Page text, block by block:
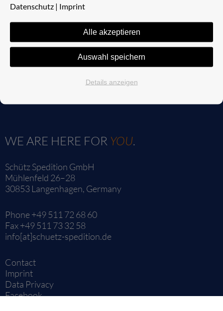
Phone +49 (0) 511 7 26 86 -19
voyak[at]schuetz-spedition.de
WE ARE HERE FOR YOU.
Schütz Spedition GmbH
Mühlenfeld 26–28
30853 Langenhagen, Germany
Phone +49 511 72 68 60
Fax +49 511 73 32 58
info[at]schuetz-spedition.de
Contact
Imprint
Data Privacy
Facebook
Datenschutz | Imprint
Alle akzeptieren
Auswahl speichern
Details anzeigen